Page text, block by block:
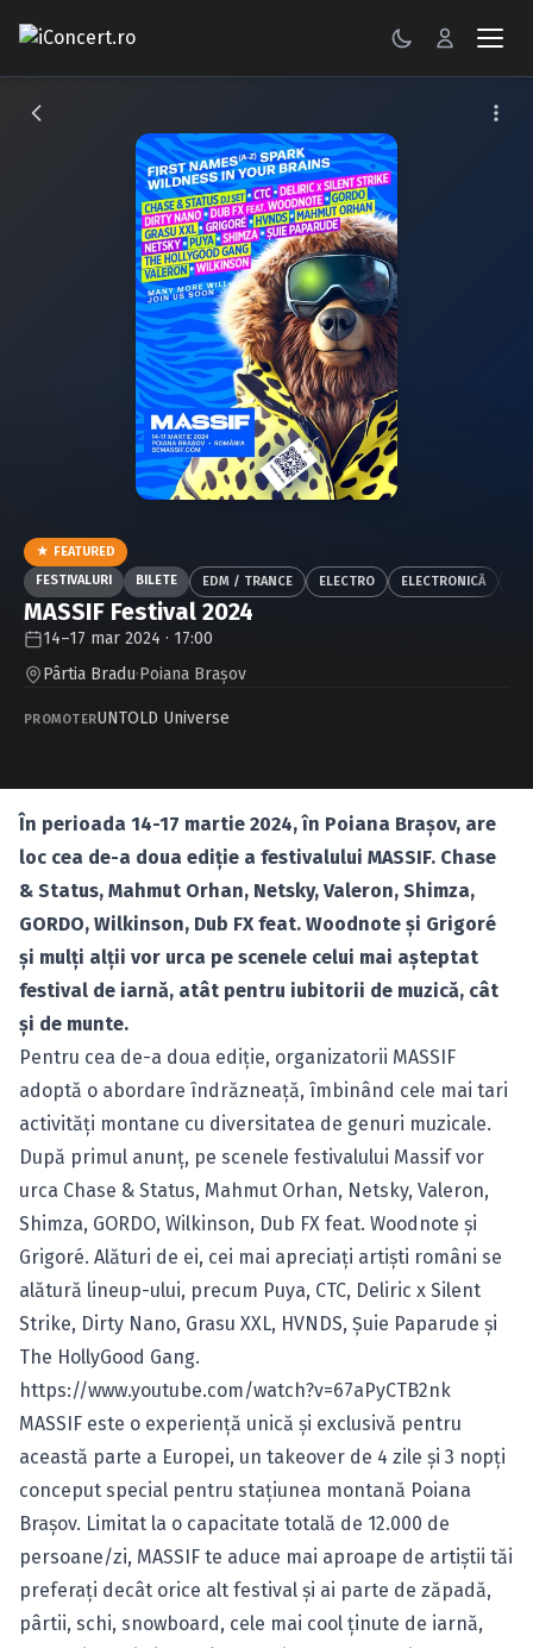
CONCERTE
Caută în site...
★ FEATURED
FESTIVALURI
BILETE EDM / TRANCE ELECTRO ELECTRONICĂ
MASSIF Festival 2024
14–17 mar 2024 · 17:00
Pârtia Bradu·Poiana Braşov
PROMOTERUNTOLD Universe
În perioada 14-17 martie 2024, în Poiana Brașov, are
loc cea de-a doua ediție a festivalului MASSIF. Chase
& Status, Mahmut Orhan, Netsky, Valeron, Shimza,
GORDO, Wilkinson, Dub FX feat. Woodnote și Grigoré
și mulți alții vor urca pe scenele celui mai așteptat
festival de iarnă, atât pentru iubitorii de muzică, cât
și de munte.
Pentru cea de-a doua ediție, organizatorii MASSIF
adoptă o abordare îndrăzneață, îmbinând cele mai tari
activități montane cu diversitatea de genuri muzicale.
După primul anunț, pe scenele festivalului Massif vor
urca Chase & Status, Mahmut Orhan, Netsky, Valeron,
Shimza, GORDO, Wilkinson, Dub FX feat. Woodnote și
Grigoré. Alături de ei, cei mai apreciați artiști români se
alătură lineup-ului, precum Puya, CTC, Deliric x Silent
Strike, Dirty Nano, Grasu XXL, HVNDS, Șuie Paparude și
The HollyGood Gang.
https://www.youtube.com/watch?v=67aPyCTB2nk
MASSIF este o experiență unică și exclusivă pentru
această parte a Europei, un takeover de 4 zile și 3 nopți
conceput special pentru stațiunea montană Poiana
Brașov. Limitat la o capacitate totală de 12.000 de
persoane/zi, MASSIF te aduce mai aproape de artiștii tăi
preferați decât orice alt festival și ai parte de zăpadă,
pârtii, schi, snowboard, cele mai cool ținute de iarnă,